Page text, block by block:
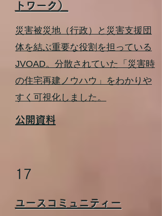
トワーク ）
災害被災地（行政）と災害支援団
体を結ぶ重要な役割を担っている
JVOAD。分散されていた「災害時
の住宅再建ノウハウ」をわかりや
すく可視化しました。
公開資料
17
ユースコミュニティー